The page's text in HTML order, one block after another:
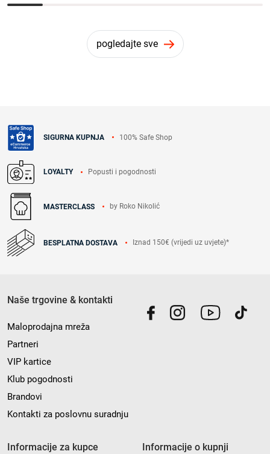
pogledajte sve
SIGURNA KUPNJA 100% Safe Shop
LOYALTY Popusti i pogodnosti
MASTERCLASS by Roko Nikolić
BESPLATNA DOSTAVA Iznad 150€ (vrijedi uz uvjete)*
Naše trgovine & kontakti
Maloprodajna mreža
Partneri
VIP kartice
Klub pogodnosti
Brandovi
Kontakti za poslovnu suradnju
Informacije za kupce Informacije o kupnji